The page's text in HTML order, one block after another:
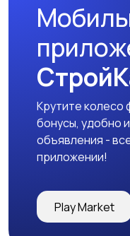
Образование и
Перевозки, склад,
закупки
Крутите колесо
бонусы, удобно
объявления -
приложении!
Play Market